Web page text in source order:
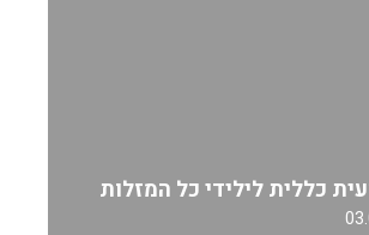
כללית לילידי כל המזלות